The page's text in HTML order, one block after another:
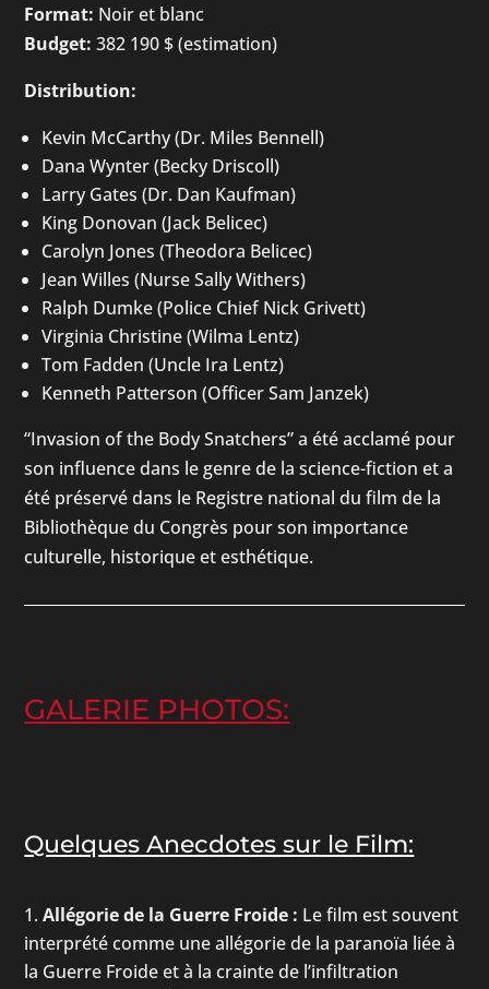
Format: Noir et blanc
Budget: 382 190 $ (estimation)
Distribution:
Kevin McCarthy (Dr. Miles Bennell)
Dana Wynter (Becky Driscoll)
Larry Gates (Dr. Dan Kaufman)
King Donovan (Jack Belicec)
Carolyn Jones (Theodora Belicec)
Jean Willes (Nurse Sally Withers)
Ralph Dumke (Police Chief Nick Grivett)
Virginia Christine (Wilma Lentz)
Tom Fadden (Uncle Ira Lentz)
Kenneth Patterson (Officer Sam Janzek)
“Invasion of the Body Snatchers” a été acclamé pour
son influence dans le genre de la science-fiction et a
été préservé dans le Registre national du film de la
Bibliothèque du Congrès pour son importance
culturelle, historique et esthétique.
GALERIE PHOTOS:
Quelques Anecdotes sur le Film:
Allégorie de la Guerre Froide : Le film est souvent
interprété comme une allégorie de la paranoïa liée à
la Guerre Froide et à la crainte de l’infiltration